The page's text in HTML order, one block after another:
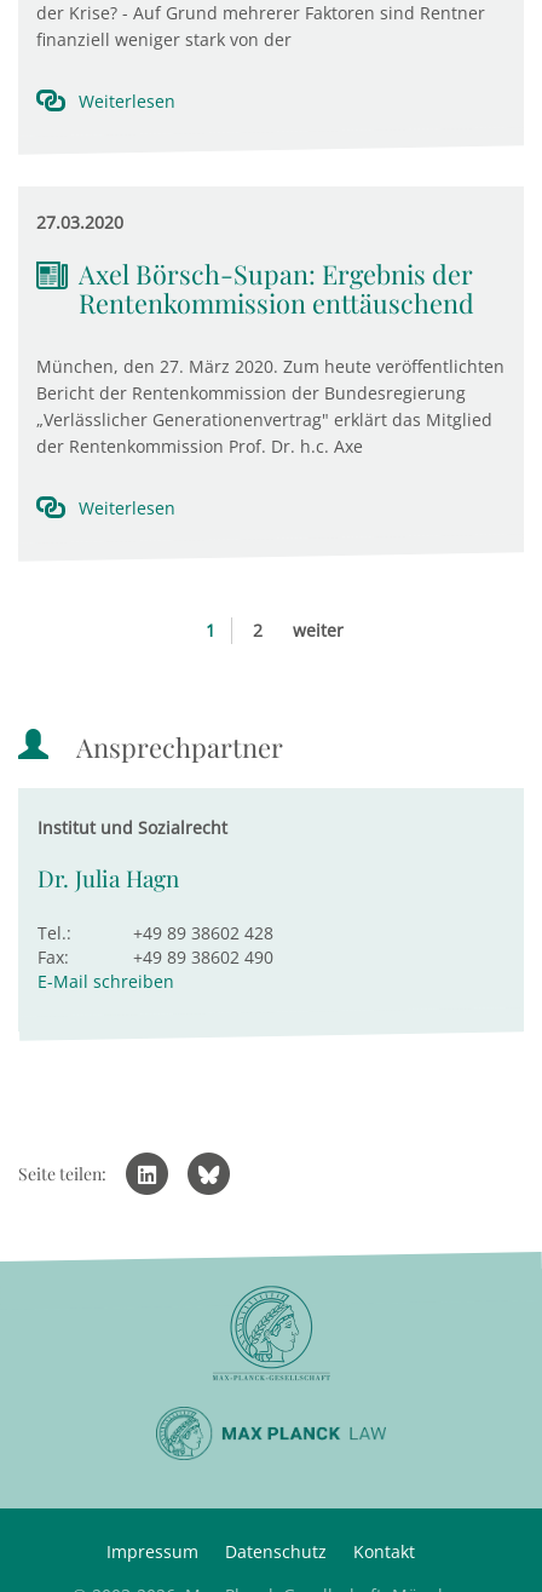
der Krise? - Auf Grund mehrerer Faktoren sind Rentner
finanziell weniger stark von der
Weiterlesen
27.03.2020
Axel Börsch-Supan: Ergebnis der
Rentenkommission enttäuschend
München, den 27. März 2020. Zum heute veröffentlichten
Bericht der Rentenkommission der Bundesregierung
„Verlässlicher Generationenvertrag" erklärt das Mitglied
der Rentenkommission Prof. Dr. h.c. Axe
Weiterlesen
1 2 weiter
Ansprechpartner
Institut und Sozialrecht
Dr. Julia Hagn
Tel.:
+49 89 38602 428
Fax:
+49 89 38602 490
E-Mail schreiben
Seite teilen:
Impressum Datenschutz
Kontakt